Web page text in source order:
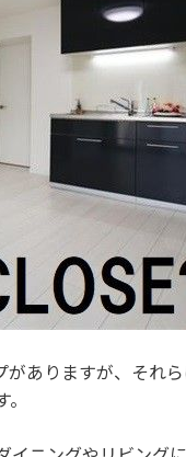
ありますが、それ